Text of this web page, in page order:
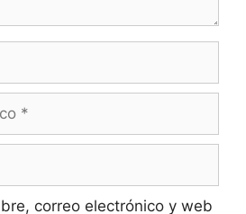
correo electrónico y web